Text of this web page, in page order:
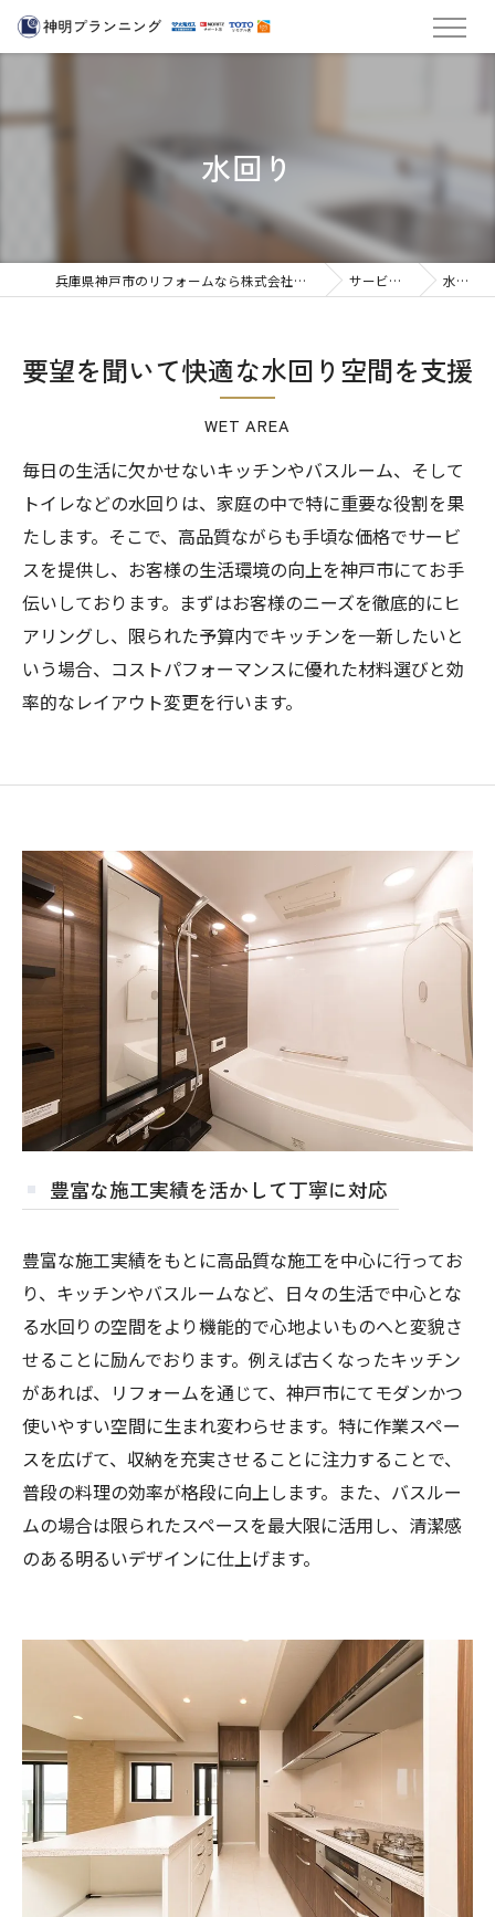
水回り
兵庫県神戸市のリフォームなら株式会社神明プランニング サービス紹介 水回り
要望を聞いて快適な水回り空間を支援
WET AREA
毎日の生活に欠かせないキッチンやバスルーム、そして
トイレなどの水回りは、家庭の中で特に重要な役割を果
たします。そこで、高品質ながらも手頃な価格でサービ
スを提供し、お客様の生活環境の向上を神戸市にてお手
伝いしております。まずはお客様のニーズを徹底的にヒ
アリングし、限られた予算内でキッチンを一新したいと
いう場合、コストパフォーマンスに優れた材料選びと効
率的なレイアウト変更を行います。
豊富な施工実績を活かして丁寧に対応
豊富な施工実績をもとに高品質な施工を中心に行ってお
り、キッチンやバスルームなど、日々の生活で中心とな
る水回りの空間をより機能的で心地よいものへと変貌さ
せることに励んでおります。例えば古くなったキッチン
があれば、リフォームを通じて、神戸市にてモダンかつ
使いやすい空間に生まれ変わらせます。特に作業スペー
スを広げて、収納を充実させることに注力することで、
普段の料理の効率が格段に向上します。また、バスルー
ムの場合は限られたスペースを最大限に活用し、清潔感
のある明るいデザインに仕上げます。